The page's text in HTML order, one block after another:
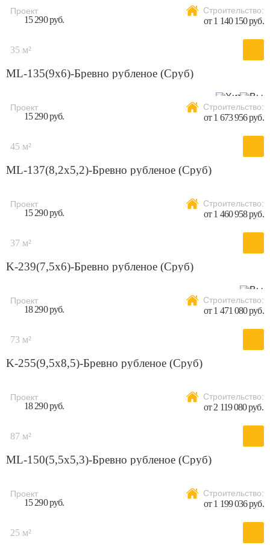
Проект
15 290 руб.
Строительство:
от 1 140 150 руб.
35 м²
ML-135(9х6)-Бревно рубленое (Сруб)
Проект
15 290 руб.
Строительство:
от 1 673 956 руб.
45 м²
ML-137(8,2х5,2)-Бревно рубленое (Сруб)
Проект
15 290 руб.
Строительство:
от 1 460 958 руб.
37 м²
K-239(7,5x6)-Бревно рубленое (Сруб)
Проект
18 290 руб.
Строительство:
от 1 471 080 руб.
73 м²
K-255(9,5x8,5)-Бревно рубленое (Сруб)
Проект
18 290 руб.
Строительство:
от 2 119 080 руб.
87 м²
ML-150(5,5х5,3)-Бревно рубленое (Сруб)
Проект
15 290 руб.
Строительство:
от 1 199 036 руб.
25 м²